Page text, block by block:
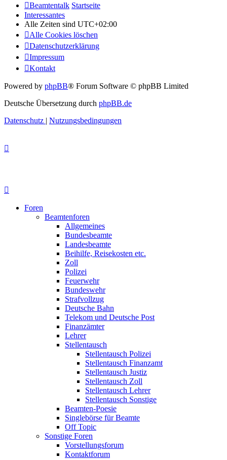
Beamtentalk Startseite
Interessantes
Alle Zeiten sind UTC+02:00
Alle Cookies löschen
Datenschutzerklärung
Impressum
Kontakt
Powered by phpBB® Forum Software © phpBB Limited
Deutsche Übersetzung durch phpBB.de
Datenschutz | Nutzungsbedingungen
Foren
Beamtenforen
Allgemeines
Bundesbeamte
Landesbeamte
Beihilfe, Reisekosten etc.
Zoll
Polizei
Feuerwehr
Bundeswehr
Strafvollzug
Deutsche Bahn
Telekom und Deutsche Post
Finanzämter
Lehrer
Stellentausch
Stellentausch Polizei
Stellentausch Finanzamt
Stellentausch Justiz
Stellentausch Zoll
Stellentausch Lehrer
Stellentausch Sonstige
Beamten-Poesie
Singlebörse für Beamte
Off Topic
Sonstige Foren
Vorstellungsforum
Kontaktforum